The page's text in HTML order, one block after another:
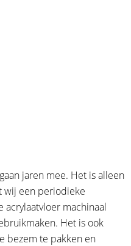
jaren mee. Het is alleen
wij een periodieke
acrylaatvloer machinaal
Het is ook
bezem te pakken en